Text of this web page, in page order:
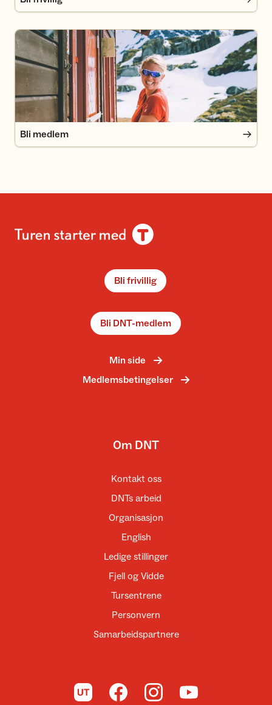
Bli medlem
Bli medlem
Bli frivillig
Bli DNT-medlem
Min side
Medlemsbetingelser
Om DNT
Kontakt oss
DNTs arbeid
Organisasjon
English
Ledige stillinger
Fjell og Vidde
Tursentrene
Personvern
Samarbeidspartnere
Til UT.no Til DNT på Facebook
Til DNT på Instagram
Til DNT på YouTube